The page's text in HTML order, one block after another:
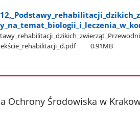
0.91MB
Ochrony Środowiska w